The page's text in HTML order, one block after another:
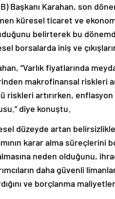
Başkanı Karahan, son
küresel ticaret ve
belirterek bu
borsalarda iniş ve
“Varlık fiyatlarında
makrofinansal riskleri
riskleri artırırken,
diye konuştu.
düzeyde artan
karar alma süreçlerini
neden olduğunu,
daha güvenli
ve borçlanma